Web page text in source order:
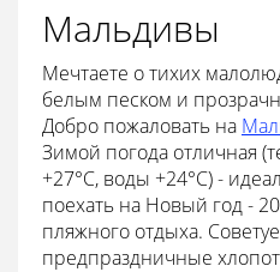
Мальдивы
Мечтаете о тихих
белым песком и
Добро пожаловать на
Зимой погода отличная
+27°С, воды +24°С) -
поехать на Новый год -
пляжного отдыха.
предпраздничные